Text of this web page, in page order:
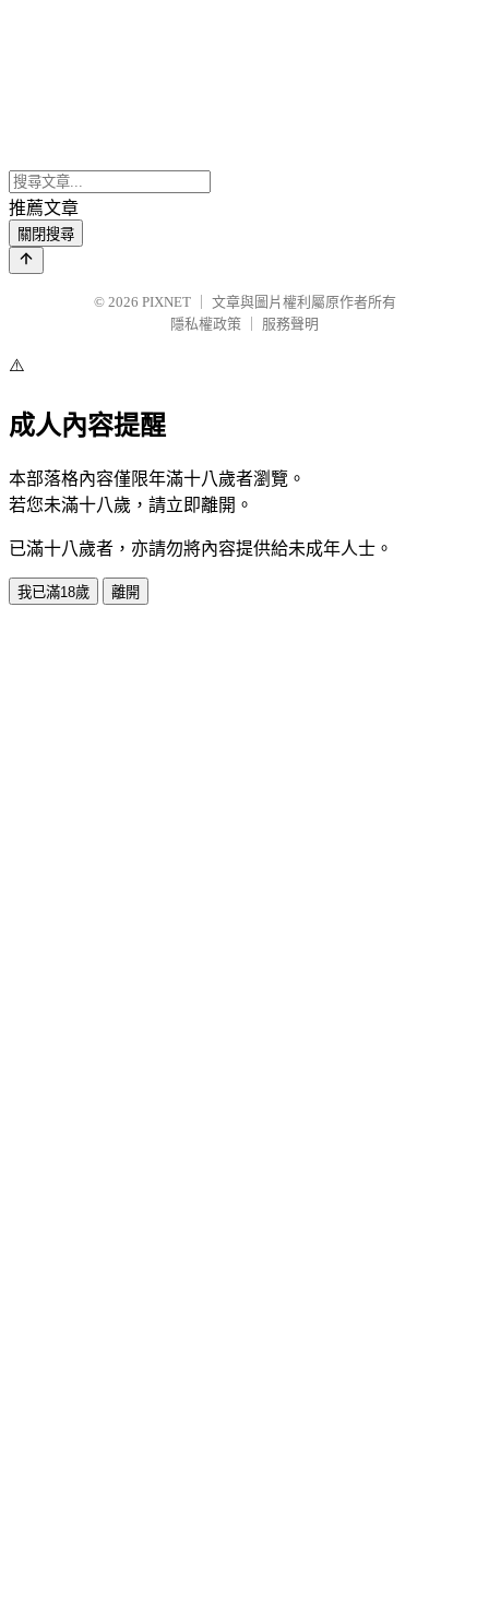
推薦文章
關閉搜尋
© 2026 PIXNET
文章與圖片權利屬原作者所有
隱私權政策
服務聲明
⚠️
成人內容提醒
本部落格內容僅限年滿十八歲者瀏覽。
若您未滿十八歲，請立即離開。
已滿十八歲者，亦請勿將內容提供給未成年人士。
我已滿18歲 離開